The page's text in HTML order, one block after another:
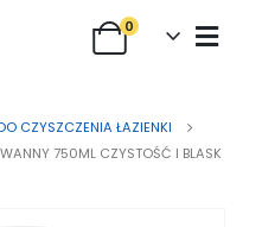
0
CZYSZCZENIA ŁAZIENKI
750ML CZYSTOŚĆ I BLASK